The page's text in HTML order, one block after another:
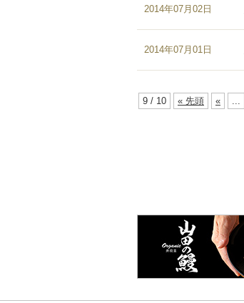
2014年07月02日
2014年07月01日
9 / 10 « 先頭 « ...